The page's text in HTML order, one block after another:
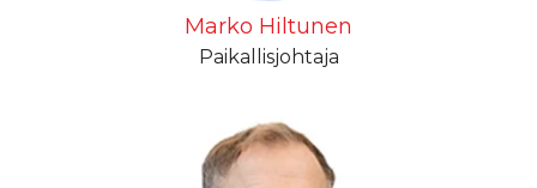
Marko Hiltunen
Paikallisjohtaja